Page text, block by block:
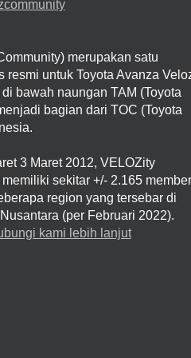
merupakan satu
resmi untuk Toyota Avanza
bawah naungan TAM (Toyota
bagian dari TOC (Toyota
3 Maret 2012, VELOZity
sekitar +/- 2.165
region yang tersebar di
(per Februari 2022).
kami lebih lanjut